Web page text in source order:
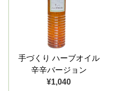
手づくり ハーブオイル
辛辛バージョン
¥1,040